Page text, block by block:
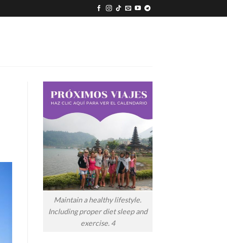
Maintain a healthy lifestyle.
Including proper diet sleep and
exercise. 4